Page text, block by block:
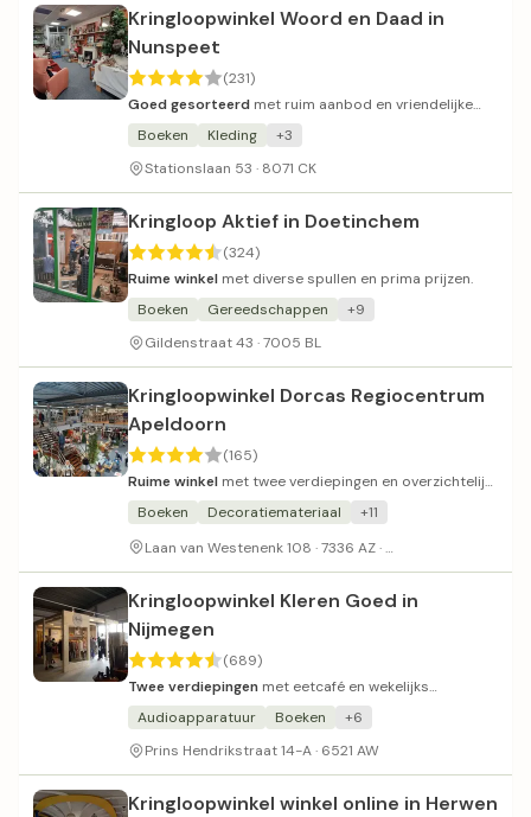
Kringloopwinkel Woord en Daad in
Nunspeet
(231)
Goed gesorteerd met ruim aanbod en vriendelijke
sfeer.
Boeken Kleding
+3
Stationslaan 53 · 8071 CK
Kringloop Aktief in Doetinchem
(324)
Ruime winkel met diverse spullen en prima prijzen.
Boeken
Gereedschappen
+9
Gildenstraat 43 · 7005 BL
Kringloopwinkel Dorcas Regiocentrum
Apeldoorn
(165)
Ruime winkel met twee verdiepingen en overzichtelijk
gepresenteerd aanbod.
Boeken Decoratiemateriaal
+11
Laan van Westenenk 108 · 7336 AZ ·
Kringloopwinkel Kleren Goed in
Nijmegen
(689)
Twee verdiepingen met eetcafé en wekelijks
vernieuwd aanbod.
Audioapparatuur Boeken
+6
Prins Hendrikstraat 14-A · 6521 AW
Kringloopwinkel winkel online in Herwen